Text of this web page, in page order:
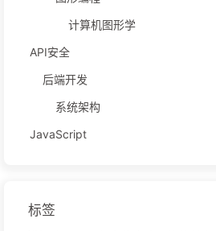
计算机图形学
API安全
后端开发
系统架构
JavaScript
标签